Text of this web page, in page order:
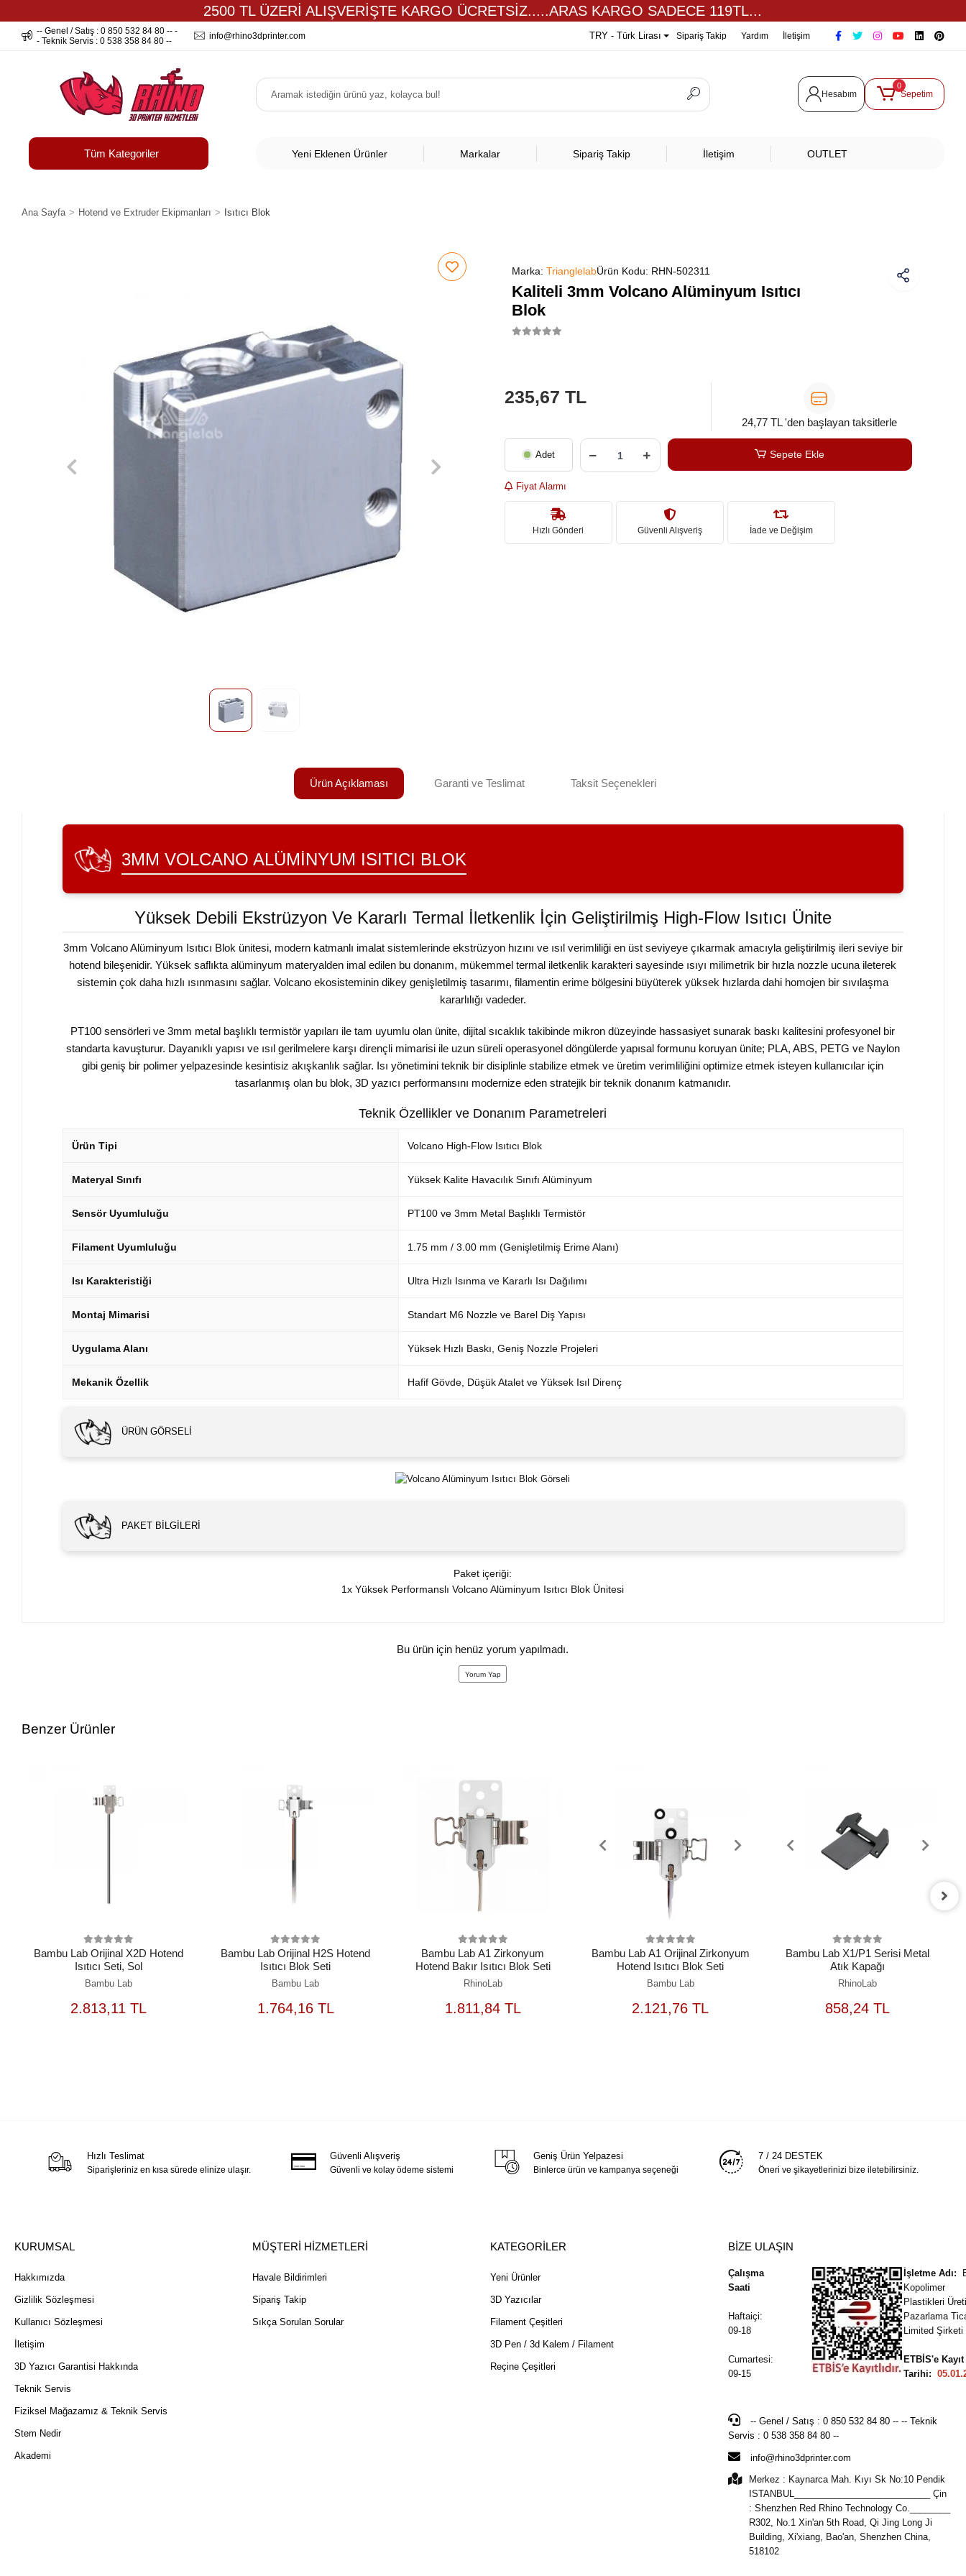
2500 TL ÜZERİ ALIŞVERİŞTE KARGO ÜCRETSİZ.....ARAS KARGO SADECE 119TL...
-- Genel / Satış : 0 850 532 84 80 -- -
- Teknik Servis : 0 538 358 84 80 --
info@rhino3dprinter.com TRY - Türk Lirası Sipariş Takip Yardım İletişim
Hesabım
0
Sepetim
Tüm Kategoriler Yeni Eklenen Ürünler Markalar Sipariş Takip İletişim OUTLET
Ana Sayfa Hotend ve Extruder Ekipmanları Isıtıcı Blok
Marka: TrianglelabÜrün Kodu: RHN-502311
Kaliteli 3mm Volcano Alüminyum Isıtıcı
Blok
235,67 TL
24,77 TL 'den başlayan taksitlerle
Adet Sepete Ekle
Fiyat Alarmı
Hızlı Gönderi Güvenli Alışveriş İade ve Değişim
Ürün Açıklaması Garanti ve Teslimat Taksit Seçenekleri
3MM VOLCANO ALÜMINYUM ISITICI BLOK
Yüksek Debili Ekstrüzyon Ve Kararlı Termal İletkenlik İçin Geliştirilmiş High-Flow Isıtıcı Ünite
3mm Volcano Alüminyum Isıtıcı Blok ünitesi, modern katmanlı imalat sistemlerinde ekstrüzyon hızını ve ısıl verimliliği en üst seviyeye çıkarmak amacıyla geliştirilmiş ileri seviye bir
hotend bileşenidir. Yüksek saflıkta alüminyum materyalden imal edilen bu donanım, mükemmel termal iletkenlik karakteri sayesinde ısıyı milimetrik bir hızla nozzle ucuna ileterek
sistemin çok daha hızlı ısınmasını sağlar. Volcano ekosisteminin dikey genişletilmiş tasarımı, filamentin erime bölgesini büyüterek yüksek hızlarda dahi homojen bir sıvılaşma
kararlılığı vadeder.
PT100 sensörleri ve 3mm metal başlıklı termistör yapıları ile tam uyumlu olan ünite, dijital sıcaklık takibinde mikron düzeyinde hassasiyet sunarak baskı kalitesini profesyonel bir
standarta kavuşturur. Dayanıklı yapısı ve ısıl gerilmelere karşı dirençli mimarisi ile uzun süreli operasyonel döngülerde yapısal formunu koruyan ünite; PLA, ABS, PETG ve Naylon
gibi geniş bir polimer yelpazesinde kesintisiz akışkanlık sağlar. Isı yönetimini teknik bir disiplinle stabilize etmek ve üretim verimliliğini optimize etmek isteyen kullanıcılar için
tasarlanmış olan bu blok, 3D yazıcı performansını modernize eden stratejik bir teknik donanım katmanıdır.
Teknik Özellikler ve Donanım Parametreleri
Ürün Tipi Volcano High-Flow Isıtıcı Blok
Materyal Sınıfı Yüksek Kalite Havacılık Sınıfı Alüminyum
Sensör Uyumluluğu PT100 ve 3mm Metal Başlıklı Termistör
Filament Uyumluluğu 1.75 mm / 3.00 mm (Genişletilmiş Erime Alanı)
Isı Karakteristiği Ultra Hızlı Isınma ve Kararlı Isı Dağılımı
Montaj Mimarisi Standart M6 Nozzle ve Barel Diş Yapısı
Uygulama Alanı Yüksek Hızlı Baskı, Geniş Nozzle Projeleri
Mekanik Özellik Hafif Gövde, Düşük Atalet ve Yüksek Isıl Direnç
ÜRÜN GÖRSELI
PAKET BILGILERI
Paket içeriği:
1x Yüksek Performanslı Volcano Alüminyum Isıtıcı Blok Ünitesi
Bu ürün için henüz yorum yapılmadı.
Yorum Yap
Benzer Ürünler
Bambu Lab Orijinal X2D Hotend
Isıtıcı Seti, Sol
Bambu Lab
2.813,11 TL
SEPETE
EKLE
Bambu Lab Orijinal H2S Hotend
Isıtıcı Blok Seti
Bambu Lab
1.764,16 TL
SEPETE
EKLE
Bambu Lab A1 Zirkonyum
Hotend Bakır Isıtıcı Blok Seti
RhinoLab
1.811,84 TL
SEPETE
EKLE
Bambu Lab A1 Orijinal Zirkonyum
Hotend Isıtıcı Blok Seti
Bambu Lab
2.121,76 TL
SEPETE
EKLE
Bambu Lab X1/P1 Serisi Metal
Atık Kapağı
RhinoLab
858,24 TLSEPETE
EKLE
Hızlı Teslimat
Siparişleriniz en kısa sürede elinize ulaşır.
Güvenli Alışveriş
Güvenli ve kolay ödeme sistemi
Geniş Ürün Yelpazesi
Binlerce ürün ve kampanya seçeneği
7 / 24 DESTEK
Öneri ve şikayetlerinizi bize iletebilirsiniz.
KURUMSAL
Hakkımızda
Gizlilik Sözleşmesi
Kullanıcı Sözleşmesi
İletişim
3D Yazıcı Garantisi Hakkında
Teknik Servis
Fiziksel Mağazamız & Teknik Servis
Stem Nedir
Akademi
MÜŞTERİ HİZMETLERİ
Havale Bildirimleri
Sipariş Takip
Sıkça Sorulan Sorular
KATEGORİLER
Yeni Ürünler
3D Yazıcılar
Filament Çeşitleri
3D Pen / 3d Kalem / Filament
Reçine Çeşitleri
BİZE ULAŞIN
Çalışma
Saati
Haftaiçi:
09-18
Cumartesi:
09-15
İşletme Adı:
Kopolimer
Plastikleri
Pazarlama
Limited Şirketi
ETBİS'e Kayıt
Tarihi:
-- Genel / Satış : 0 850 532 84 80 -- -- Teknik
Servis : 0 538 358 84 80 --
info@rhino3dprinter.com
Merkez : Kaynarca Mah. Kıyı Sk No:10 Pendik
ISTANBUL___________________________ Çin
: Shenzhen Red Rhino Technology Co.________
R302, No.1 Xin'an 5th Road, Qi Jing Long Ji
Building, Xi'xiang, Bao'an, Shenzhen China,
518102